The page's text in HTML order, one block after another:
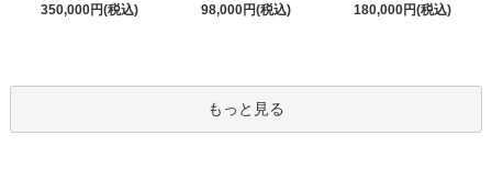
350,000円(税込)
98,000円(税込)
180,000円(税込)
もっと見る